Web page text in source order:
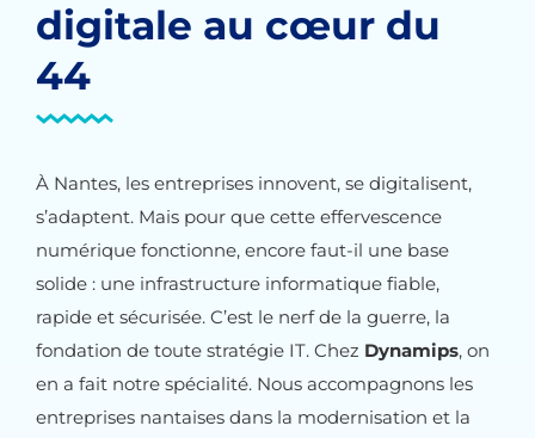
digitale au cœur du
44
À Nantes, les entreprises innovent, se digitalisent,
s’adaptent. Mais pour que cette effervescence
numérique fonctionne, encore faut-il une base
solide : une infrastructure informatique fiable,
rapide et sécurisée. C’est le nerf de la guerre, la
fondation de toute stratégie IT. Chez Dynamips, on
en a fait notre spécialité. Nous accompagnons les
entreprises nantaises dans la modernisation et la